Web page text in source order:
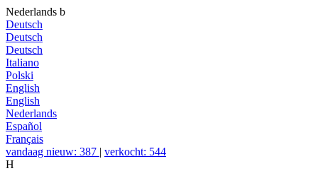
Nederlands b
Deutsch
Deutsch
Deutsch
Italiano
Polski
English
English
Nederlands
Español
Français
vandaag nieuw: 387 | verkocht: 544
H